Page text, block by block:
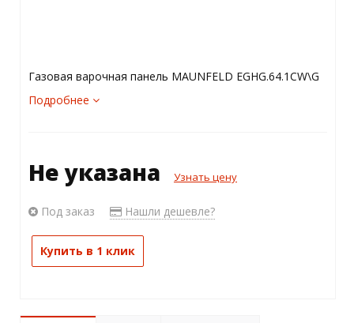
Газовая варочная панель MAUNFELD EGHG.64.1CW\G
Подробнее
Не указана Узнать цену
Под заказ Нашли дешевле?
Купить в 1 клик